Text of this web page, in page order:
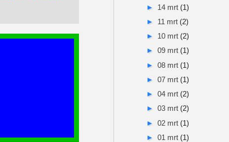
► 14 mrt (1)
► 11 mrt (2)
► 10 mrt (2)
► 09 mrt (1)
► 08 mrt (1)
► 07 mrt (1)
► 04 mrt (2)
► 03 mrt (2)
► 02 mrt (1)
► 01 mrt (1)